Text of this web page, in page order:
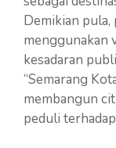
Demikian pula,
menggunakan
kesadaran
“Semarang
membangun
peduli